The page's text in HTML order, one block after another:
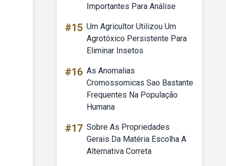
Importantes Para Análise
#15 Um Agricultor Utilizou Um
Agrotóxico Persistente Para
Eliminar Insetos
#16 As Anomalias
Cromossomicas Sao Bastante
Frequentes Na População
Humana
#17 Sobre As Propriedades
Gerais Da Matéria Escolha A
Alternativa Correta